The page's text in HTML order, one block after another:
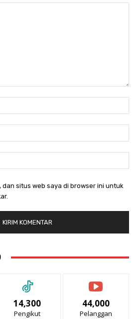
dan situs web saya di browser ini untuk
14,300
Pengikut
44,000
Pelanggan